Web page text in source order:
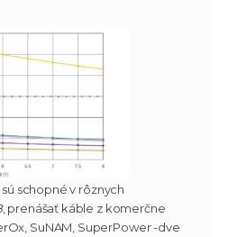
schopné v rôznych
, prenášať káble z komerčne
SuNAM, SuperPower -dve